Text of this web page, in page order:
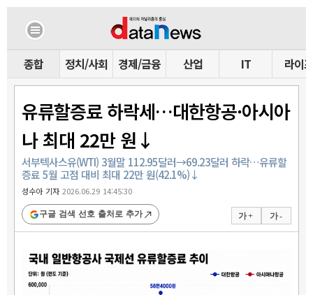
종합 정치/사회 경제/금융 산업 IT 라이프
유류할증료 하락세…대한항공·아시아
나 최대 22만 원↓
서부텍사스유(WTI) 3월말 112.95달러→69.23달러 하락…유류할
증료 5월 고점 대비 최대 22만 원(42.1%)↓
성수아 기자2026.06.29 14:45:30
가 + 가 -
구글 검색 선호 출처로 추가